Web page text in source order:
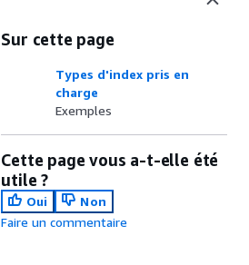
Sur cette page
Types d'index pris en
charge
Exemples
Cette page vous a-t-elle été
utile ?
Oui
Non
Faire un commentaire